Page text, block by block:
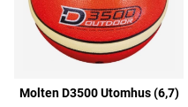
Molten D3500 Utomhus (6,7)